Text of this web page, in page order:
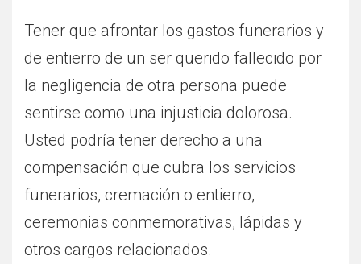
Tener que afrontar los gastos funerarios y
de entierro de un ser querido fallecido por
la negligencia de otra persona puede
sentirse como una injusticia dolorosa.
Usted podría tener derecho a una
compensación que cubra los servicios
funerarios, cremación o entierro,
ceremonias conmemorativas, lápidas y
otros cargos relacionados.